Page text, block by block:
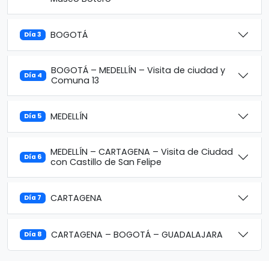
Día 3 BOGOTÁ
Día 4
BOGOTÁ – MEDELLÍN – Visita de ciudad y
Comuna 13
Día 5 MEDELLÍN
Día 6
MEDELLÍN – CARTAGENA – Visita de Ciudad
con Castillo de San Felipe
Día 7 CARTAGENA
Día 8 CARTAGENA – BOGOTÁ – GUADALAJARA